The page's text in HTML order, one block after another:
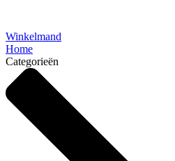
Winkelmand
Home
Categorieën